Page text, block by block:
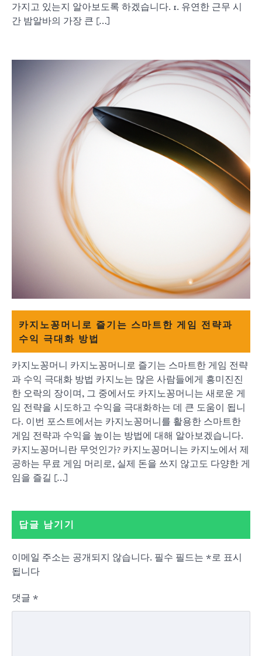
가지고 있는지 알아보도록 하겠습니다. 1. 유연한 근무 시
간 밤알바의 가장 큰 […]
카지노꽁머니로 즐기는 스마트한 게임 전략과
수익 극대화 방법
카지노꽁머니 카지노꽁머니로 즐기는 스마트한 게임 전략
과 수익 극대화 방법 카지노는 많은 사람들에게 흥미진진
한 오락의 장이며, 그 중에서도 카지노꽁머니는 새로운 게
임 전략을 시도하고 수익을 극대화하는 데 큰 도움이 됩니
다. 이번 포스트에서는 카지노꽁머니를 활용한 스마트한
게임 전략과 수익을 높이는 방법에 대해 알아보겠습니다.
카지노꽁머니란 무엇인가? 카지노꽁머니는 카지노에서 제
공하는 무료 게임 머리로, 실제 돈을 쓰지 않고도 다양한 게
임을 즐길 […]
답글 남기기
이메일 주소는 공개되지 않습니다. 필수 필드는 *로 표시
됩니다
댓글 *